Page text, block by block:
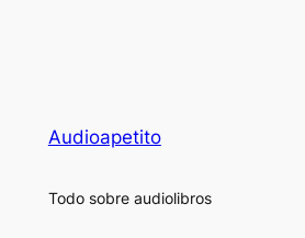
Audioapetito
Todo sobre audiolibros